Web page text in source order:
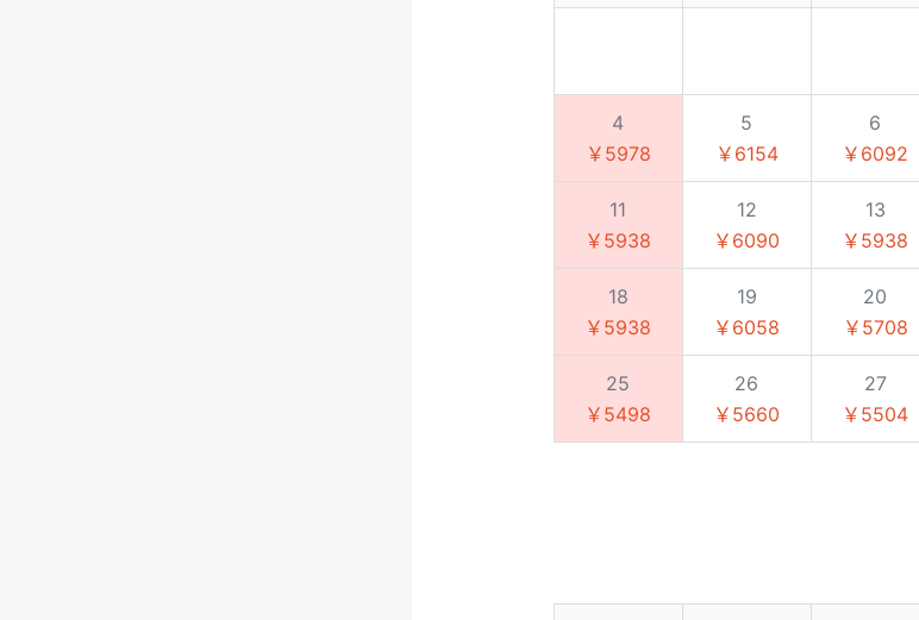
4
￥5978
5
￥6154
6
￥6092
11
￥5938
12
￥6090
13
￥5938
18
￥5938
19
￥6058
20
￥5708
25
￥5498
26
￥5660
27
￥5504